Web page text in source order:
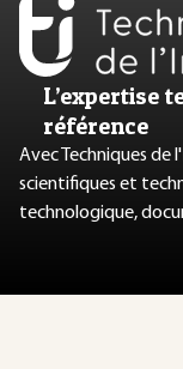
L’expertise
référence
Avec Techniques de
scientifiques et
technologique,